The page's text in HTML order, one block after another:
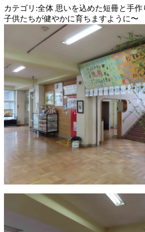
カテゴリ:全体 思いを込めた短冊と手
子供たちが健やかに育ちますように〜